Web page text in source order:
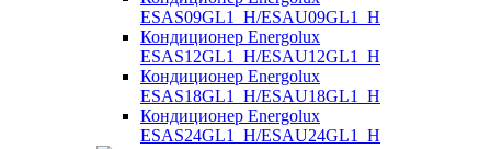
ESAS09GL1_H/ESAU09GL1_H
Кондиционер Energolux
ESAS12GL1_H/ESAU12GL1_H
Кондиционер Energolux
ESAS18GL1_H/ESAU18GL1_H
Кондиционер Energolux
ESAS24GL1_H/ESAU24GL1_H